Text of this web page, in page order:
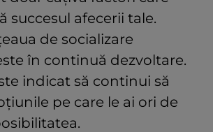
succesul afecerii tale.
de socializare
în continuă dezvoltare.
indicat să continui să
pe care le ai ori de